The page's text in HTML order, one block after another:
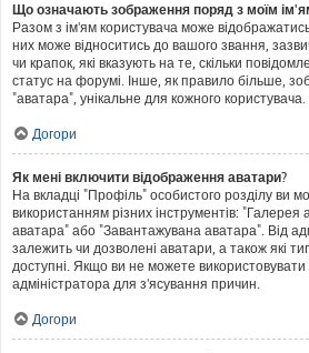
Що означають зображення поряд з моїм
Разом з ім'ям користувача може
них може відноситись до вашого звання,
чи крапок, які вказують на те, скільки
статус на форумі. Інше, як правило більше,
"аватара", унікальне для кожного користувача.
Догори
Як мені включити відображення аватари?
На вкладці "Профіль" особистого розділу ви
використанням різних інструментів: "Галерея
аватара" або "Завантажувана аватара". Від
залежить чи дозволені аватари, а також які
доступні. Якщо ви не можете використовувати
адміністратора для з'ясування причин.
Догори